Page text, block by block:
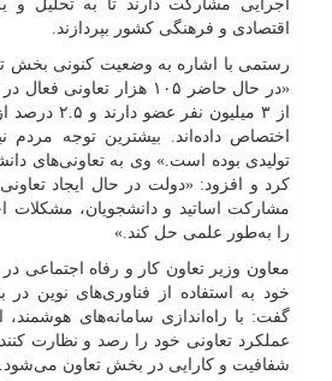
اجرایی مشارکت دارند تا به تحلیل و
اقتصادی و فرهنگی کشور بپردازند.
رستمی با اشاره به وضعیت کنونی بخش
«در حال حاضر ۱۰۵ هزار
از ۳ میلیون
اختصاص داده‌اند. بیشترین توجه مردم
تولیدی بوده است.» وی به تعاونی‌های
کرد و افزود: «دولت در حال ایجاد
مشارکت اساتید و دانشجویان، مشکلات
را به‌طور علمی حل کند.»
معاون وزیر تعاون کار و رفاه اجتماعی
خود به استفاده از فناوری‌های نوین
گفت: با راه‌اندازی سامانه‌های هوشمند،
عملکرد تعاونی خود را رصد و نظارت
شفافیت و کارایی در بخش تعاون می‌شود.